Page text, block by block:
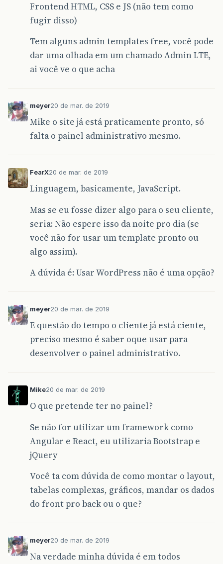
Frontend HTML, CSS e JS (não tem como
fugir disso)
Tem alguns admin templates free, você pode
dar uma olhada em um chamado Admin LTE,
ai você ve o que acha
meyer20 de mar. de 2019
Mike o site já está praticamente pronto, só
falta o painel administrativo mesmo.
FearX20 de mar. de 2019
Linguagem, basicamente, JavaScript.
Mas se eu fosse dizer algo para o seu cliente,
seria: Não espere isso da noite pro dia (se
você não for usar um template pronto ou
algo assim).
A dúvida é: Usar WordPress não é uma opção?
meyer20 de mar. de 2019
E questão do tempo o cliente já está ciente,
preciso mesmo é saber oque usar para
desenvolver o painel administrativo.
Mike20 de mar. de 2019
O que pretende ter no painel?
Se não for utilizar um framework como
Angular e React, eu utilizaria Bootstrap e
jQuery
Você ta com dúvida de como montar o layout,
tabelas complexas, gráficos, mandar os dados
do front pro back ou o que?
meyer20 de mar. de 2019
Na verdade minha dúvida é em todos